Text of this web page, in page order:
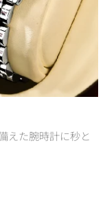
えた腕時計に秒と